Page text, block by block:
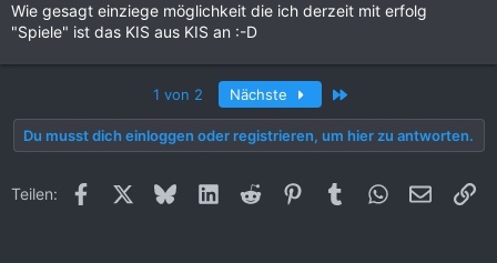
Wie gesagt einziege möglichkeit die ich derzeit mit erfolg
"Spiele" ist das KIS aus KIS an :-D
1 von 2 Nächste
Du musst dich einloggen oder registrieren, um hier zu antworten.
Teilen: FacebookX (Twitter)
BlueskyLinkedInReddit PinterestTumblrWhatsApp
E-Mail